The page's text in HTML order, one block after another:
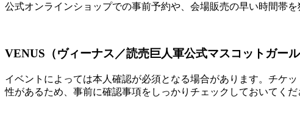
公式オンラインショップでの事前予約や、会場販売の早い時間帯を
VENUS（ヴィーナス／読売巨人軍公式マスコットガー
イベントによっては本人確認が必須となる場合があります。チケ
性があるため、事前に確認事項をしっかりチェックしておいてくだ